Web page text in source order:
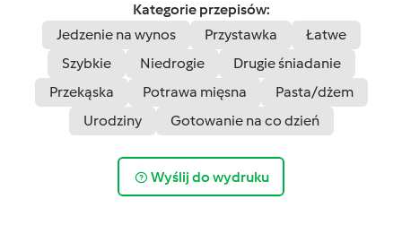
Kategorie przepisów:
Jedzenie na wynos
Przystawka
Łatwe
Szybkie
Niedrogie
Drugie śniadanie
Przekąska
Potrawa mięsna
Pasta/dżem
Urodziny
Gotowanie na co dzień
Wyślij do wydruku